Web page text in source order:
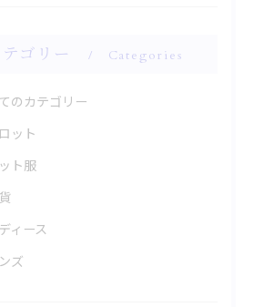
テゴリー Categories
のカテゴリー
ット
ト服
ィース
ズ